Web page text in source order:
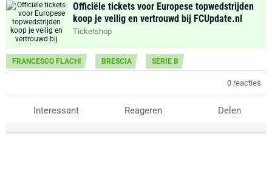
Officiële tickets voor Europese topwedstrijden
koop je veilig en vertrouwd bij FCUpdate.nl
Ticketshop
FRANCESCO FLACHI BRESCIA SERIE B
0 reacties
Interessant Reageren Delen